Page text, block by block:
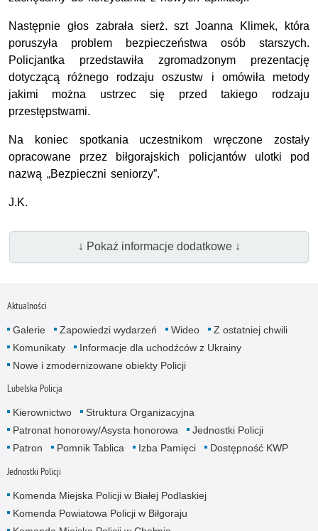
Następnie głos zabrała sierż. szt Joanna Klimek, która
poruszyła problem bezpieczeństwa osób starszych.
Policjantka przedstawiła zgromadzonym prezentację
dotyczącą różnego rodzaju oszustw i omówiła metody
jakimi można ustrzec się przed takiego rodzaju
przestępstwami.
Na koniec spotkania uczestnikom wręczone zostały
opracowane przez biłgorajskich policjantów ulotki pod
nazwą „Bezpieczni seniorzy”.
J.K.
↓ Pokaż informacje dodatkowe ↓
Aktualności
Galerie Zapowiedzi wydarzeń Wideo
Z ostatniej chwili
Komunikaty
Informacje dla uchodźców z Ukrainy
Nowe i zmodernizowane obiekty Policji
Lubelska Policja
Kierownictwo
Struktura Organizacyjna
Patronat honorowy/Asysta honorowa
Jednostki Policji
Patron
Pomnik Tablica Izba Pamięci Dostępność KWP
Jednostki Policji
Komenda Miejska Policji w Białej Podlaskiej
Komenda Powiatowa Policji w Biłgoraju